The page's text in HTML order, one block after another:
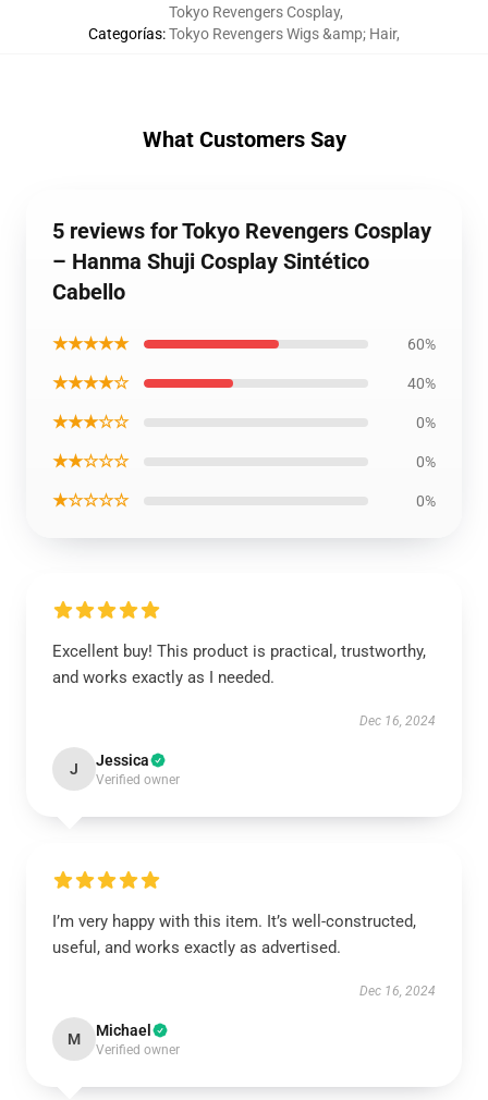
Categorías:
Tokyo Revengers Cosplay,
Tokyo Revengers Wigs &amp; Hair,
What Customers Say
5 reviews for Tokyo Revengers Cosplay
– Hanma Shuji Cosplay Sintético
Cabello
★★★★★ 60%
★★★★☆ 40%
★★★☆☆ 0%
★★☆☆☆ 0%
★☆☆☆☆ 0%
Excellent buy! This product is practical, trustworthy,
and works exactly as I needed.
Dec 16, 2024
J Jessica
Verified owner
I’m very happy with this item. It’s well-constructed,
useful, and works exactly as advertised.
Dec 16, 2024
M Michael
Verified owner